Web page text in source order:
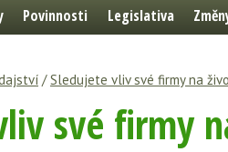
Povinnosti Legislativa
/Sledujete vliv své firmy na
své firmy